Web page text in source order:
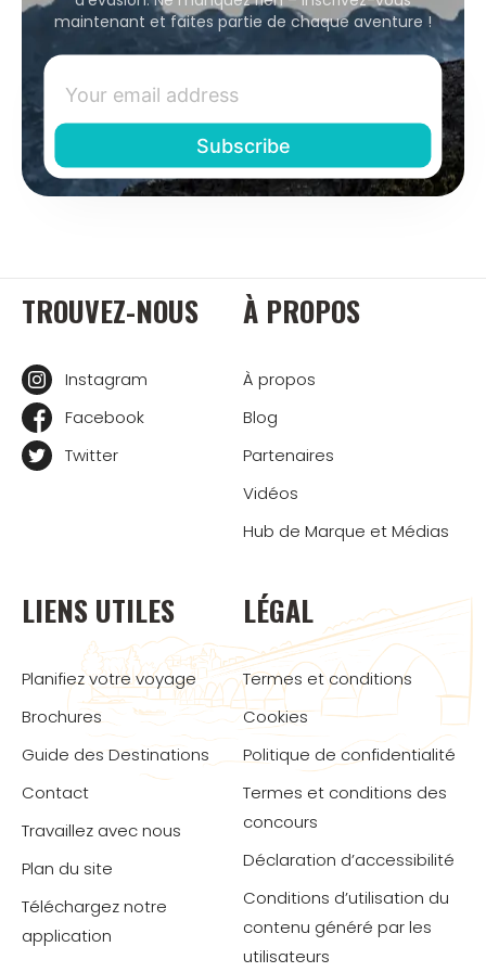
maintenant et faites partie de chaque aventure !
TROUVEZ-NOUS
Instagram
Facebook
Twitter
À PROPOS
À propos
Blog
Partenaires
Vidéos
Hub de Marque et Médias
LIENS UTILES
Planifiez votre voyage
Brochures
Guide des Destinations
Contact
Travaillez avec nous
Plan du site
Téléchargez notre
application
LÉGAL
Termes et conditions
Cookies
Politique de confidentialité
Termes et conditions des
concours
Déclaration d’accessibilité
Conditions d’utilisation du
contenu généré par les
utilisateurs